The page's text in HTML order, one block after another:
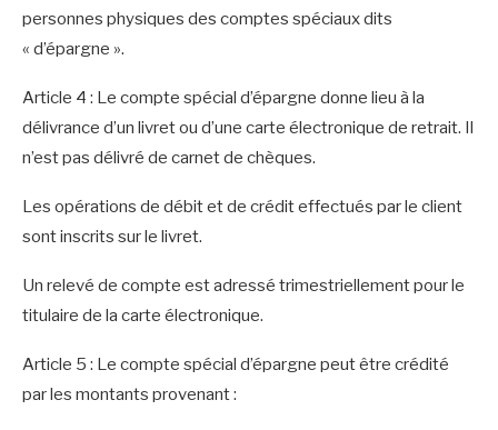
personnes physiques des comptes spéciaux dits
« d’épargne ».
Article 4 : Le compte spécial d’épargne donne lieu à la
délivrance d’un livret ou d’une carte électronique de retrait. Il
n’est pas délivré de carnet de chèques.
Les opérations de débit et de crédit effectués par le client
sont inscrits sur le livret.
Un relevé de compte est adressé trimestriellement pour le
titulaire de la carte électronique.
Article 5 : Le compte spécial d’épargne peut être crédité
par les montants provenant :